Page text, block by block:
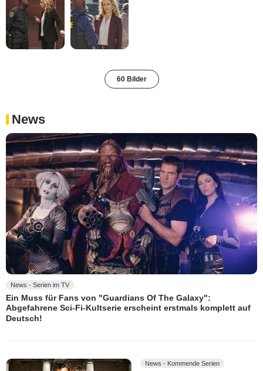
60 Bilder
News
News - Serien im TV
Ein Muss für Fans von "Guardians Of The Galaxy":
Abgefahrene Sci-Fi-Kultserie erscheint erstmals komplett auf
Deutsch!
News - Kommende Serien